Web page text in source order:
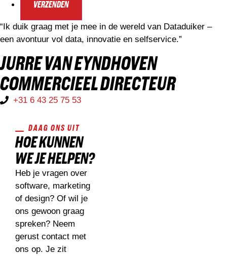
“Ik duik graag met je mee in de wereld van Dataduiker –
een avontuur vol data, innovatie en selfservice.”
JURRE VAN EYNDHOVEN
COMMERCIEEL DIRECTEUR
+31 6 43 25 75 53
DAAG ONS UIT
HOE KUNNEN
WE JE HELPEN?
Heb je vragen over
software, marketing
of design? Of wil je
ons gewoon graag
spreken? Neem
gerust contact met
ons op. Je zit